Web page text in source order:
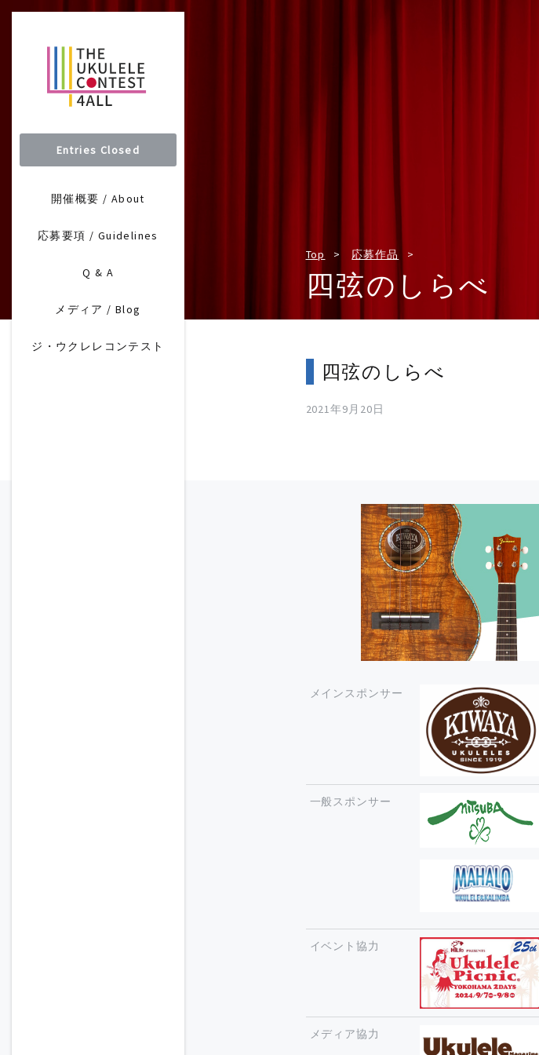
Entries Closed
開催概要 / About
応募要項 / Guidelines
Q & A
メディア / Blog
ジ・ウクレレコンテスト
Top 応募作品
四弦のしらべ
四弦のしらべ
2021年9月20日
メインスポンサー
一般スポンサー
イベント協力
メディア協力